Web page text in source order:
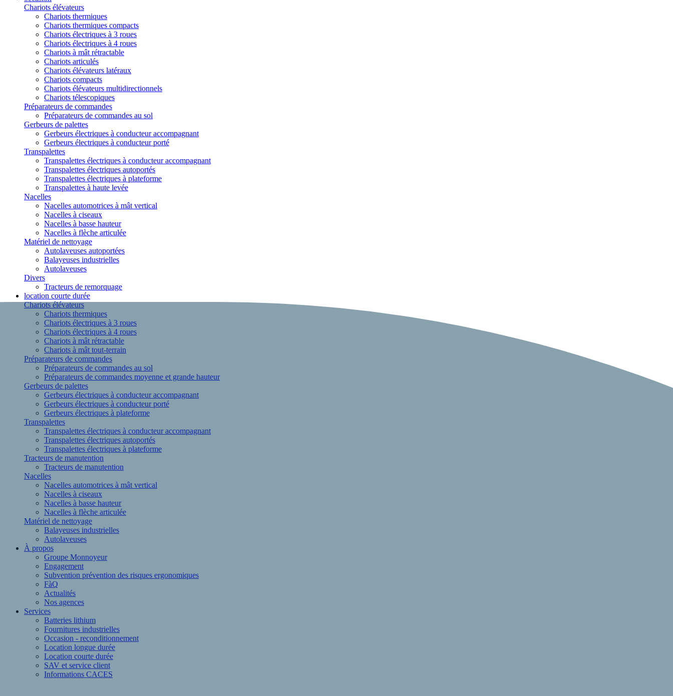
Chariots élévateurs
Chariots thermiques
Chariots thermiques compacts
Chariots électriques à 3 roues
Chariots électriques à 4 roues
Chariots à mât rétractable
Chariots articulés
Chariots élévateurs latéraux
Chariots compacts
Chariots élévateurs multidirectionnels
Chariots télescopiques
Préparateurs de commandes
Préparateurs de commandes au sol
Gerbeurs de palettes
Gerbeurs électriques à conducteur accompagnant
Gerbeurs électriques à conducteur porté
Transpalettes
Transpalettes électriques à conducteur accompagnant
Transpalettes électriques autoportés
Transpalettes électriques à plateforme
Transpalettes à haute levée
Nacelles
Nacelles automotrices à mât vertical
Nacelles à ciseaux
Nacelles à basse hauteur
Nacelles à flèche articulée
Matériel de nettoyage
Autolaveuses autoportées
Balayeuses industrielles
Autolaveuses
Divers
Tracteurs de remorquage
location courte durée
Chariots élévateurs
Chariots thermiques
Chariots électriques à 3 roues
Chariots électriques à 4 roues
Chariots à mât rétractable
Chariots à mât tout-terrain
Préparateurs de commandes
Préparateurs de commandes au sol
Préparateurs de commandes moyenne et grande hauteur
Gerbeurs de palettes
Gerbeurs électriques à conducteur accompagnant
Gerbeurs électriques à conducteur porté
Gerbeurs électriques à plateforme
Transpalettes
Transpalettes électriques à conducteur accompagnant
Transpalettes électriques autoportés
Transpalettes électriques à plateforme
Tracteurs de manutention
Tracteurs de manutention
Nacelles
Nacelles automotrices à mât vertical
Nacelles à ciseaux
Nacelles à basse hauteur
Nacelles à flèche articulée
Matériel de nettoyage
Balayeuses industrielles
Autolaveuses
À propos
Groupe Monnoyeur
Engagement
Subvention prévention des risques ergonomiques
FàQ
Actualités
Nos agences
Services
Batteries lithium
Fournitures industrielles
Occasion - reconditionnement
Location longue durée
Location courte durée
SAV et service client
Informations CACES